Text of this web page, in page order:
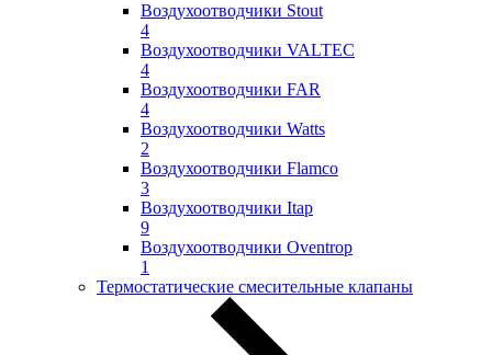
Воздухоотводчики Stout
4
Воздухоотводчики VALTEC
4
Воздухоотводчики FAR
4
Воздухоотводчики Watts
2
Воздухоотводчики Flamco
3
Воздухоотводчики Itap
9
Воздухоотводчики Oventrop
1
Термостатические смесительные клапаны